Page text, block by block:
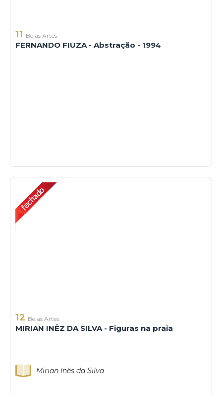
11 Belas Artes
FERNANDO FIUZA - Abstração - 1994
12 Belas Artes
MIRIAN INÊZ DA SILVA - Figuras na praia
Mirian Inês da Silva